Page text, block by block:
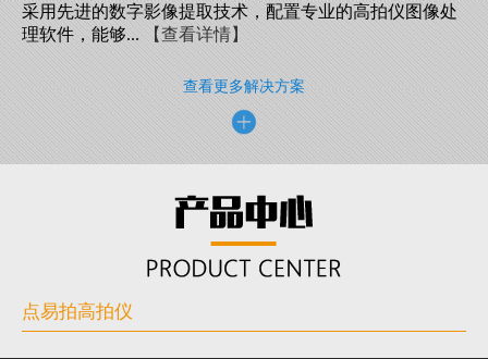
采用先进的数字影像提取技术，配置专业的高拍仪图像处
理软件，能够...【查看详情】
查看更多解决方案
点易拍高拍仪